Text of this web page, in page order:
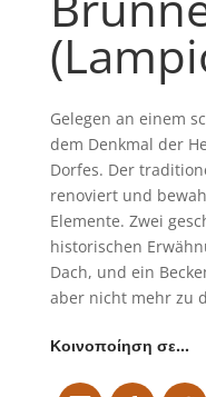
Gelegen an einem
dem Denkmal der
Dorfes. Der
renoviert und
Elemente. Zwei
historischen
Dach, und ein
aber nicht mehr zu
Κοινοποίηση σε…